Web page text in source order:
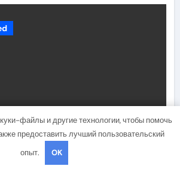
Руби Роуз —
музыкальная
файлы и другие технологии, чтобы помочь
предоставить лучший пользовательский
опыт.
OK